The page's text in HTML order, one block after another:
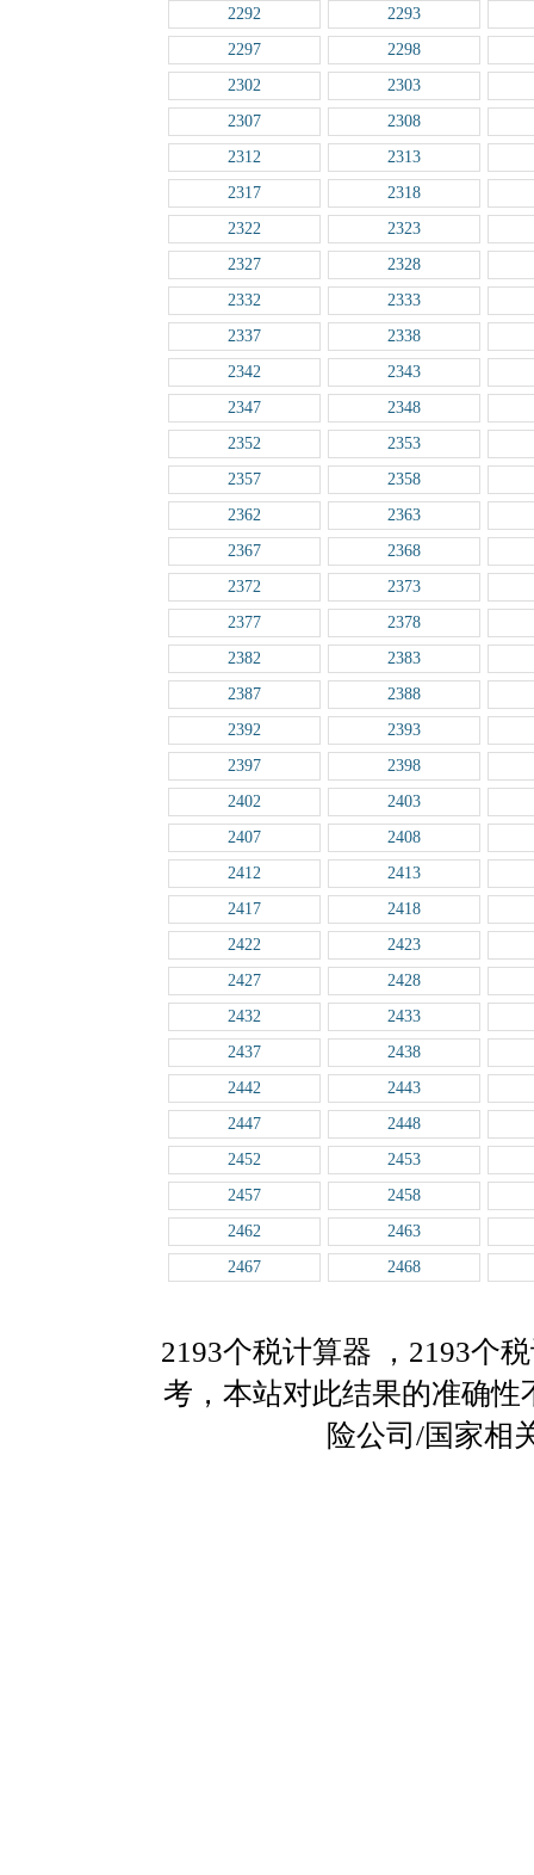
2292
2293
2297
2298
2302
2303
2307
2308
2312
2313
2317
2318
2322
2323
2327
2328
2332
2333
2337
2338
2342
2343
2347
2348
2352
2353
2357
2358
2362
2363
2367
2368
2372
2373
2377
2378
2382
2383
2387
2388
2392
2393
2397
2398
2402
2403
2407
2408
2412
2413
2417
2418
2422
2423
2427
2428
2432
2433
2437
2438
2442
2443
2447
2448
2452
2453
2457
2458
2462
2463
2467
2468
2193个税计算器
，2193个
考，本站对此结果的准确
险公司/国家相